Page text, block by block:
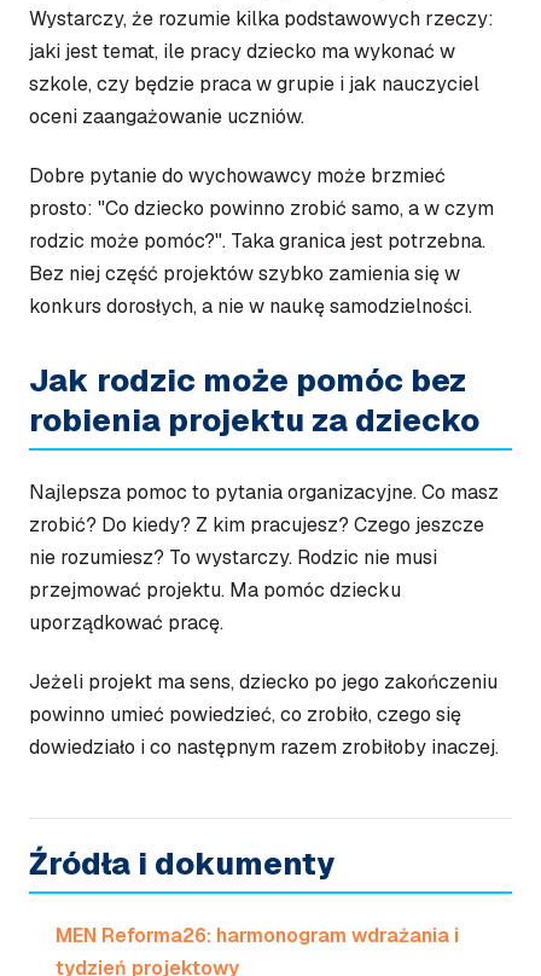
Wystarczy, że rozumie kilka podstawowych rzeczy:
jaki jest temat, ile pracy dziecko ma wykonać w
szkole, czy będzie praca w grupie i jak nauczyciel
oceni zaangażowanie uczniów.
Dobre pytanie do wychowawcy może brzmieć
prosto: "Co dziecko powinno zrobić samo, a w czym
rodzic może pomóc?". Taka granica jest potrzebna.
Bez niej część projektów szybko zamienia się w
konkurs dorosłych, a nie w naukę samodzielności.
Jak rodzic może pomóc bez
robienia projektu za dziecko
Najlepsza pomoc to pytania organizacyjne. Co masz
zrobić? Do kiedy? Z kim pracujesz? Czego jeszcze
nie rozumiesz? To wystarczy. Rodzic nie musi
przejmować projektu. Ma pomóc dziecku
uporządkować pracę.
Jeżeli projekt ma sens, dziecko po jego zakończeniu
powinno umieć powiedzieć, co zrobiło, czego się
dowiedziało i co następnym razem zrobiłoby inaczej.
Źródła i dokumenty
MEN Reforma26: harmonogram wdrażania i
tydzień projektowy